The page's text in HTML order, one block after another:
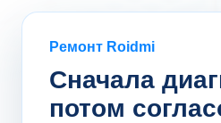
Ремонт Roidmi
Сначала
потом